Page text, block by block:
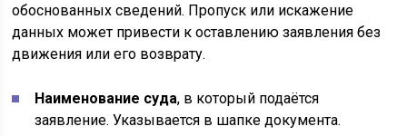
обоснованных сведений. Пропуск или искажение
данных может привести к оставлению заявления без
движения или его возврату.
Наименование суда, в который подаётся
заявление. Указывается в шапке документа.